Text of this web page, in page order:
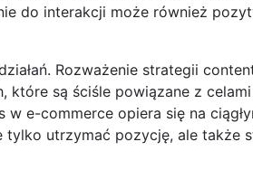
do interakcji może również
Rozważenie strategii
są ściśle powiązane z celami
e-commerce opiera się na
utrzymać pozycję, ale także